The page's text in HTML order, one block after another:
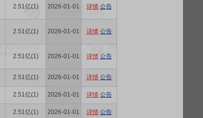
2.51亿(1) 2026-01-01 详情 公告
2.51亿(1) 2026-01-01 详情 公告
2.51亿(1) 2026-01-01 详情 公告
2.51亿(1) 2026-01-01 详情 公告
2.51亿(1) 2026-01-01 详情 公告
2.51亿(1) 2026-01-01 详情 公告